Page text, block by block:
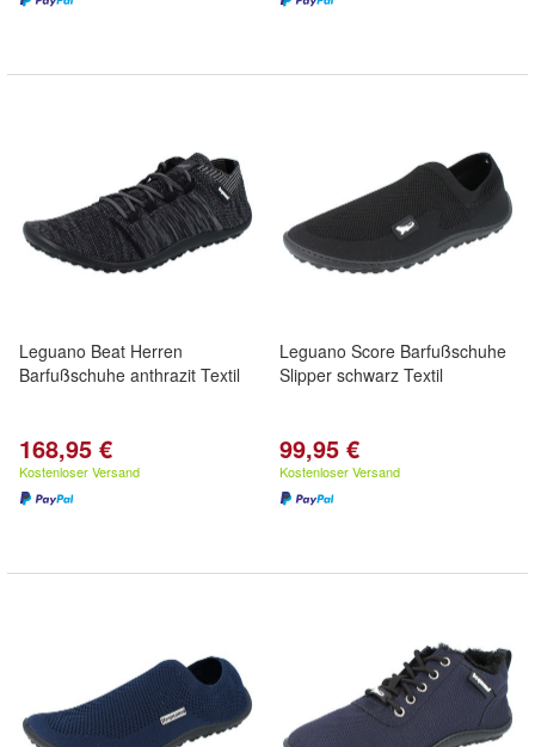
Leguano Beat Herren
Barfußschuhe anthrazit Textil
168,95 €
Kostenloser Versand
Leguano Score Barfußschuhe
Slipper schwarz Textil
99,95 €
Kostenloser Versand